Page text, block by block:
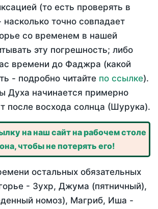
(то есть проверять в
насколько точно совпадает
со временем в нашей
эту погрешность; либо
времени до Фаджра (какой
- подробно читайте по ссылке).
Духа начинается примерно
после восхода солнца (Шурука).
на наш сайт на рабочем столе
чтобы не потерять его!
остальных обязательных
- Зухр, Джума (пятничный),
номоз), Магриб, Иша -